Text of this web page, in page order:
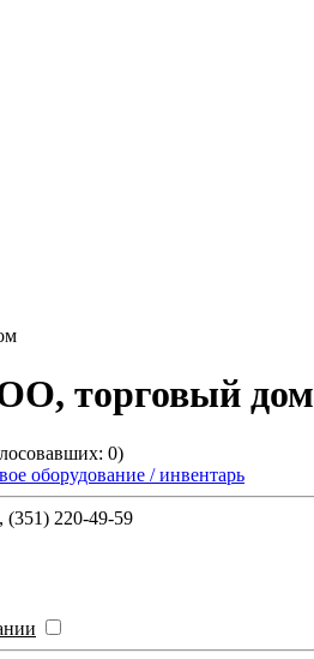
торговый дом
0)
оборудование / инвентарь
(351) 220-49-59